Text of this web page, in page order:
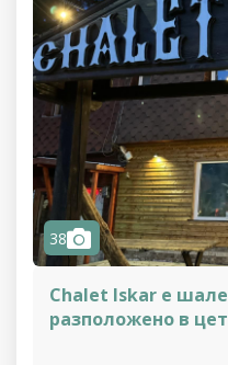
38camera
Chalet Iskar е шале
разположено в